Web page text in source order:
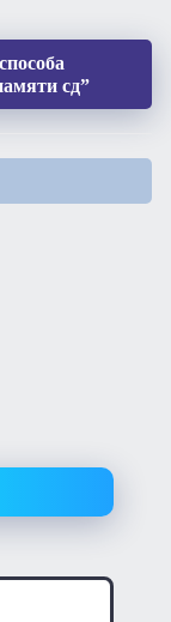
сд”